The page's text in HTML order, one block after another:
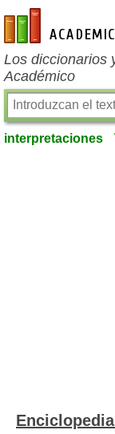
es-academic.com
Los diccionarios
Académico
interpretaciones